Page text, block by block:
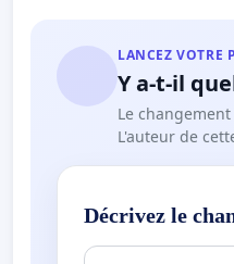
LANCEZ VOTRE
Y a-t-il
Le
L'auteur de
Décrivez le